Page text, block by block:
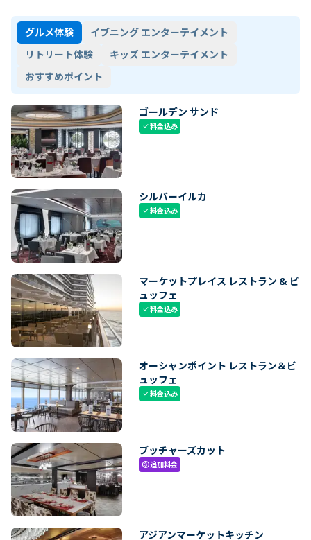
グルメ体験
イブニング エンターテイメント
リトリート体験
キッズ エンターテイメント
おすすめポイント
ゴールデン サンド
check料金込み
シルバーイルカ
check料金込み
マーケットプレイス レストラン & ビ
ュッフェ
check料金込み
オーシャンポイント レストラン＆ビ
ュッフェ
check料金込み
ブッチャーズカット
paid追加料金
アジアンマーケットキッチン